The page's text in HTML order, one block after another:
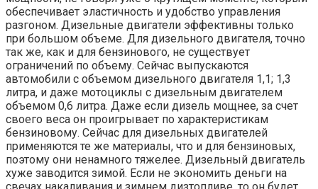
обеспечивает эластичность и удобство управления
разгоном. Дизельные двигатели эффективны только
при большом объеме. Для дизельного двигателя, точно
так же, как и для бензинового, не существует
ограничений по объему. Сейчас выпускаются
автомобили с объемом дизельного двигателя 1,1; 1,3
литра, и даже мотоциклы с дизельным двигателем
объемом 0,6 литра. Даже если дизель мощнее, за счет
своего веса он проигрывает по характеристикам
бензиновому. Сейчас для дизельных двигателей
применяются те же материалы, что и для бензиновых,
поэтому они ненамного тяжелее. Дизельный двигатель
хуже заводится зимой. Если не экономить деньги на
свечах накаливания и зимнем дизтопливе, то он будет